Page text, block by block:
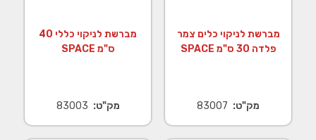
מברשת לניקוי כלים צמר
פלדה 30 ס"מ SPACE
מק"ט: 83007
מברשת לניקוי כללי 40
ס"מ SPACE
מק"ט: 83003